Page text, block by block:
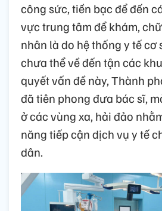
công sức, tiền bạc để đến
vực trung tâm để khám,
nhân là do hệ thống y tế cơ
chưa thể về đến tận các
quyết vấn đề này, Thành
đã tiên phong đưa bác sĩ,
ở các vùng xa, hải đảo
năng tiếp cận dịch vụ y tế
dân.